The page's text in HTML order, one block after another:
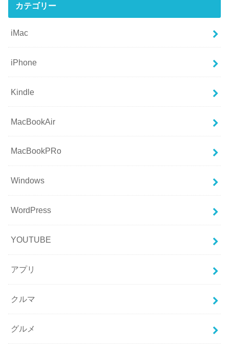
カテゴリー
iMac
iPhone
Kindle
MacBookAir
MacBookPRo
Windows
WordPress
YOUTUBE
アプリ
クルマ
グルメ